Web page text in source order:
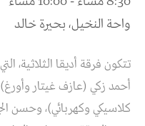
تتكون فرقة أديقا الثلاثية،
أحمد زكي (عازف غيتار
كلاسيكي وكهربائي)، وحسن
واحة النخيل، بحيرة خالد